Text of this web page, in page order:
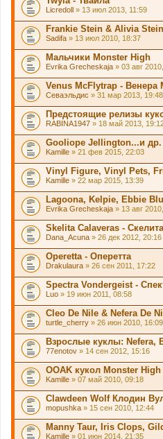
Licredoll » 13 июл 2013, 11:59
Frankie Stein & Alivia
Sadifa » 13 июл 2010, 18:37
Мальчики Monster High
Evrika Grecheskaja » 03 авг
Venus McFlytrap - Венера
Севаэльдис » 31 мар 2013, 19:48
Предстоящие релизы
RABINA1947 » 18 май 2013,
Gooliope Jellington...и
Kamille » 21 фев 2015, 22:03
Vinyl Figure, Vinyl Pets,
Kamille » 22 мар 2015, 13:39
Lagoona, Kelpie, Ebbie
Evrika Grecheskaja » 13 авг
Skelita Calaveras -
Dana_Acuna » 26 дек 2012, 20:16
Operetta - Оперетта
Drakulaura » 26 сен 2011, 17:22
Spectra Vondergeist -
Luo » 19 июн 2011, 08:58
Cleo De Nile & Nefera De
turtle_cherry » 26 июн 2010, 16:09
Взрослые куклы: Nefera,
77enotov » 14 сен 2012, 15:16
OOАK кукол Monster High
Kamille » 07 май 2010, 09:18
Clawdeen Wolf Клодин
mopushka » 15 сен 2010, 12:44
Manny Taur, Iris Clops,
Kamille » 01 июн 2014, 21:35